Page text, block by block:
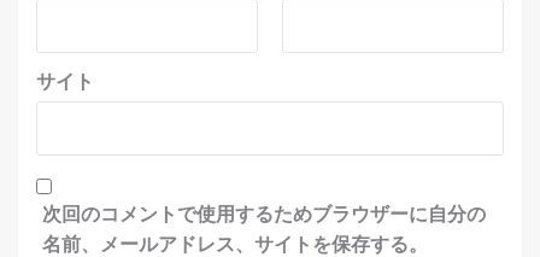
サイト
次回のコメントで使用するためブラウザーに自分の
名前、メールアドレス、サイトを保存する。